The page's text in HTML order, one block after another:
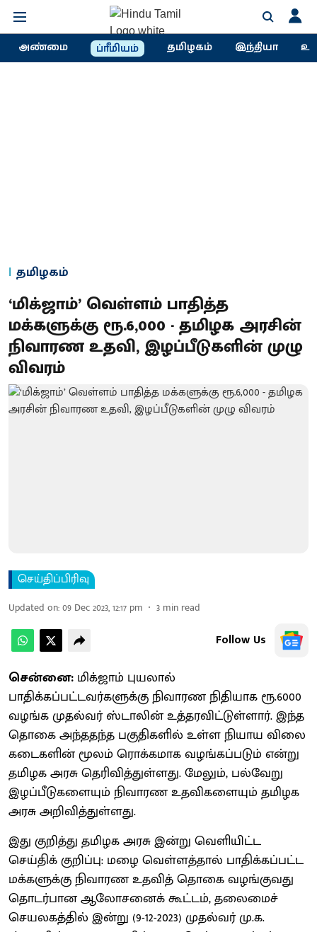
அண்மை ப்ரீமியம் தமிழகம் இந்தியா
தமிழகம்
‘மிக்ஜாம்’ வெள்ளம் பாதித்த
மக்களுக்கு ரூ.6,000 - தமிழக அரசின்
நிவாரண உதவி, இழப்பீடுகளின் முழு
விவரம்
செய்திப்பிரிவு
Updated on:09 Dec 2023, 12:17 pm 3 min read
Follow Us
சென்னை: மிக்ஜாம் புயலால்
பாதிக்கப்பட்டவர்களுக்கு நிவாரண நிதியாக ரூ.6000
வழங்க முதல்வர் ஸ்டாலின் உத்தரவிட்டுள்ளார். இந்த
தொகை அந்ததந்த பகுதிகளில் உள்ள நியாய விலை
கடைகளின் மூலம் ரொக்கமாக வழங்கப்படும் என்று
தமிழக அரசு தெரிவித்துள்ளது. மேலும், பல்வேறு
இழப்பீடுகளையும் நிவாரண உதவிகளையும் தமிழக
அரசு அறிவித்துள்ளது.
இது குறித்து தமிழக அரசு இன்று வெளியிட்ட
செய்திக் குறிப்பு: மழை வெள்ளத்தால் பாதிக்கப்பட்ட
மக்களுக்கு நிவாரண உதவித் தொகை வழங்குவது
தொடர்பான ஆலோசனைக் கூட்டம், தலைமைச்
செயலகத்தில் இன்று (9-12-2023) முதல்வர் மு.க.